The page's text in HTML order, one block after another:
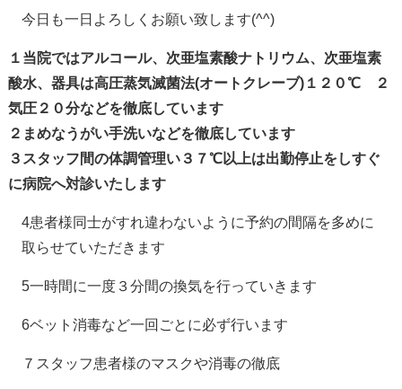
今日も一日よろしくお願い致します(^^)
１当院ではアルコール、次亜塩素酸ナトリウム、次亜塩素
酸水、器具は高圧蒸気滅菌法(オートクレーブ)１２０℃ ２
気圧２０分などを徹底しています
２まめなうがい手洗いなどを徹底しています
３スタッフ間の体調管理い３７℃以上は出勤停止をしすぐ
に病院へ対診いたします
4患者様同士がすれ違わないように予約の間隔を多めに
取らせていただきます
5一時間に一度３分間の換気を行っていきます
6ベット消毒など一回ごとに必ず行います
７スタッフ患者様のマスクや消毒の徹底